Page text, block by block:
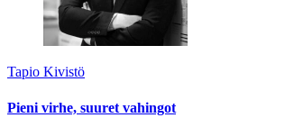
Tapio Kivistö
Pieni virhe, suuret vahingot